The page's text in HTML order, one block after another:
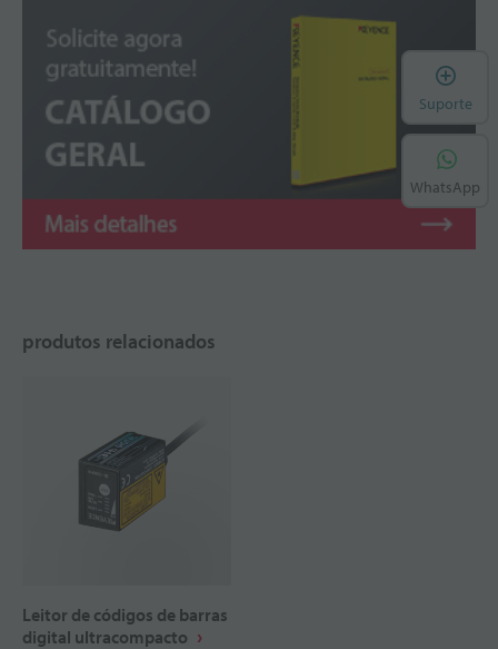
produtos relacionados
Leitor de códigos de barras
digital ultracompacto
Suporte
WhatsApp